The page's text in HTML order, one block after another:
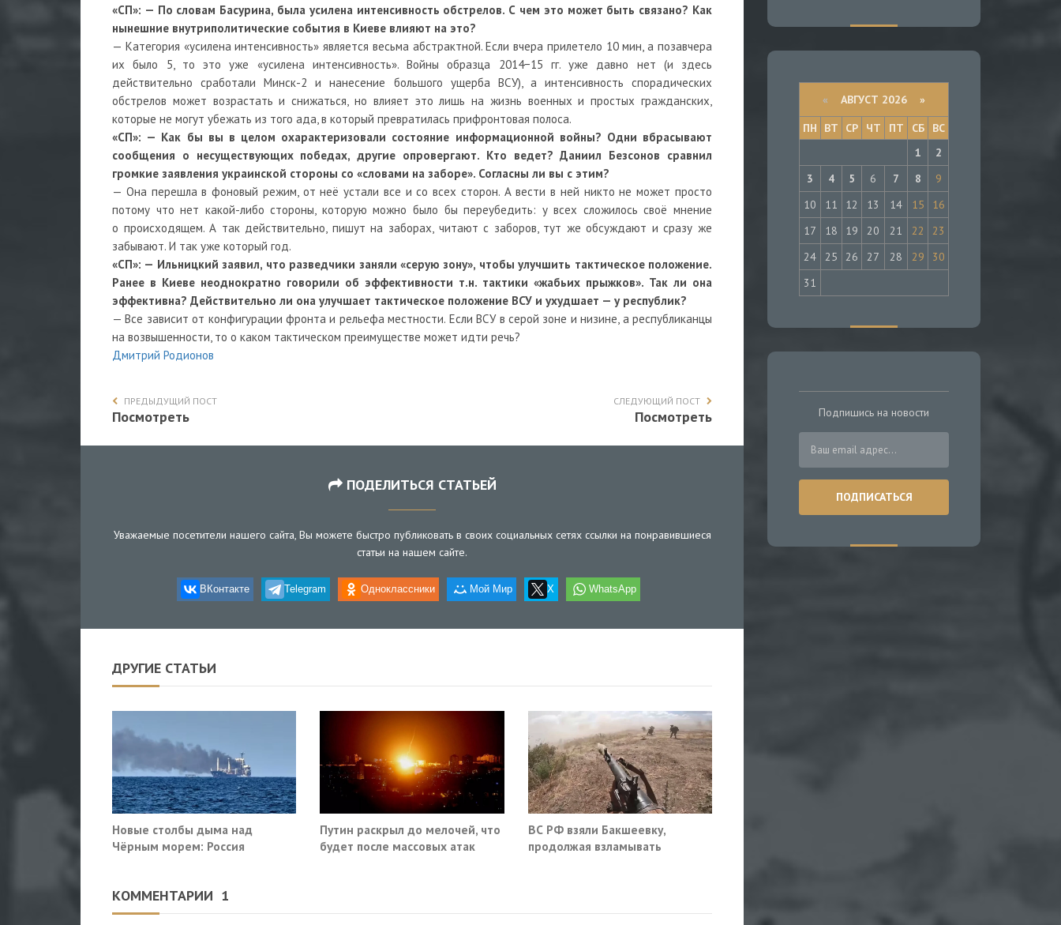
«СП»: — По словам Басурина, была усилена интенсивность обстрелов. С чем это может быть связано? Как
нынешние внутриполитические события в Киеве влияют на это?
— Категория «усилена интенсивность» является весьма абстрактной. Если вчера прилетело 10 мин, а позавчера
их было 5, то это уже «усилена интенсивность». Войны образца 2014−15 гг. уже давно нет (и здесь
действительно сработали Минск-2 и нанесение большого ущерба ВСУ), а интенсивность спорадических
обстрелов может возрастать и снижаться, но влияет это лишь на жизнь военных и простых гражданских,
которые не могут убежать из того ада, в который превратилась прифронтовая полоса.
«СП»: — Как бы вы в целом охарактеризовали состояние информационной войны? Одни вбрасывают
сообщения о несуществующих победах, другие опровергают. Кто ведет? Даниил Безсонов сравнил
громкие заявления украинской стороны со «словами на заборе». Согласны ли вы с этим?
— Она перешла в фоновый режим, от неё устали все и со всех сторон. А вести в ней никто не может просто
потому что нет какой-либо стороны, которую можно было бы переубедить: у всех сложилось своё мнение
о происходящем. А так действительно, пишут на заборах, читают с заборов, тут же обсуждают и сразу же
забывают. И так уже который год.
«СП»: — Ильницкий заявил, что разведчики заняли «серую зону», чтобы улучшить тактическое положение.
Ранее в Киеве неоднократно говорили об эффективности т.н. тактики «жабьих прыжков». Так ли она
эффективна? Действительно ли она улучшает тактическое положение ВСУ и ухудшает — у республик?
— Все зависит от конфигурации фронта и рельефа местности. Если ВСУ в серой зоне и низине, а республиканцы
на возвышенности, то о каком тактическом преимуществе может идти речь?
Дмитрий Родионов
ПРЕДЫДУЩИЙ ПОСТ
Посмотреть
СЛЕДУЮЩИЙ ПОСТ
Посмотреть
ПОДЕЛИТЬСЯ СТАТЬЕЙ
Уважаемые посетители нашего сайта, Вы можете быстро публиковать в своих социальных сетях ссылки на понравившиеся
статьи на нашем сайте.
ВКонтакте Telegram Одноклассники Мой Мир X WhatsApp
ДРУГИЕ СТАТЬИ
Новые столбы дыма над
Чёрным морем: Россия
Путин раскрыл до мелочей, что
будет после массовых атак
ВС РФ взяли Бакшеевку,
продолжая взламывать
КОММЕНТАРИИ 1
« АВГУСТ 2026 »
ПН
ВТ СР ЧТ ПТ СБ
ВС
1
2
3
4 5 6 7 8
9
10
11 12 13 14 15
16
17
18 19 20 21 22
23
24
25 26 27 28 29
30
31
Подпишись на новости